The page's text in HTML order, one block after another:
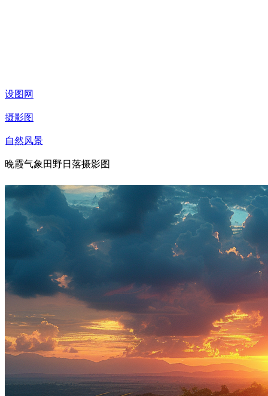
设图网
摄影图
自然风景
晚霞气象田野日落摄影图